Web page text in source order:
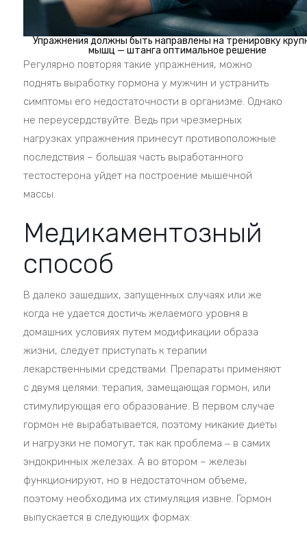
Упражнения должны быть направлены на тренировку
мышц — штанга оптимальное решение
Регулярно повторяя такие упражнения, можно
поднять выработку гормона у мужчин и устранить
симптомы его недостаточности в организме. Однако
не переусердствуйте. Ведь при чрезмерных
нагрузках упражнения принесут противоположные
последствия – большая часть выработанного
тестостерона уйдет на построение мышечной
массы.
Медикаментозный
способ
В далеко зашедших, запущенных случаях или же
когда не удается достичь желаемого уровня в
домашних условиях путем модификации образа
жизни, следует приступать к терапии
лекарственными средствами. Препараты применяют
с двумя целями: терапия, замещающая гормон, или
стимулирующая его образование. В первом случае
гормон не вырабатывается, поэтому никакие диеты
и нагрузки не помогут, так как проблема ‒ в самих
эндокринных железах. А во втором – железы
функционируют, но в недостаточном объеме,
поэтому необходима их стимуляция извне. Гормон
выпускается в следующих формах: